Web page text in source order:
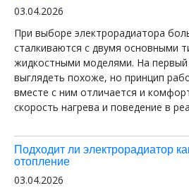
03.04.2026
При выборе электрорадиатора
сталкиваются с двумя основными
жидкостными моделями. На первый
выглядеть похоже, но принцип
вместе с ним отличается и
скорость нагрева и поведение в
Подходит ли электрорадиатор
отопление
03.04.2026